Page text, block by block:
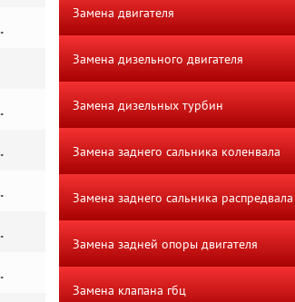
Замена двигателя
Замена дизельного двигателя
Замена дизельных турбин
Замена заднего сальника коленвала
Замена заднего сальника распредвала
Замена задней опоры двигателя
Замена клапана гбц